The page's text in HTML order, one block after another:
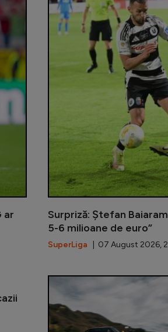
ar
Surpriză: Ștefan
5-6 milioane de euro”
SuperLiga | 07 August 2026,